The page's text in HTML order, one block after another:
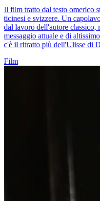
Il film tratto dal testo omerico
ticinesi e svizzere. Un
dal lavoro dell'autore classico,
messaggio attuale e di
c'è il ritratto più dell'Ulisse di
Film